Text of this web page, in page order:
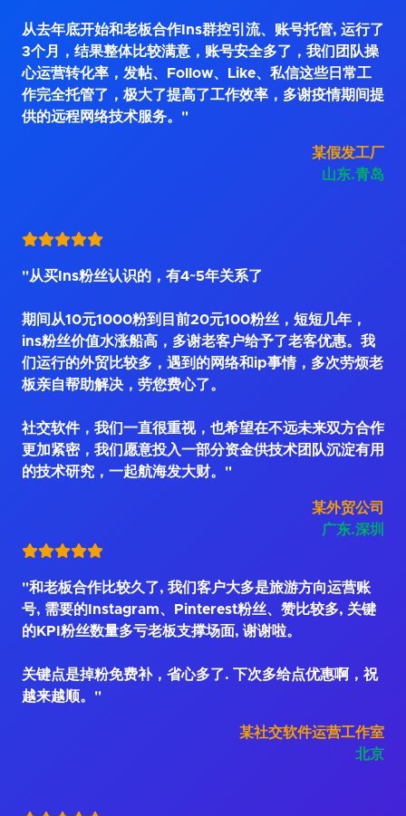
从去年底开始和老板合作Ins群控引流、账号托管, 运行了
3个月，结果整体比较满意，账号安全多了，我们团队操
心运营转化率，发帖、Follow、Like、私信这些日常工
作完全托管了，极大了提高了工作效率，多谢疫情期间提
供的远程网络技术服务。"
某假发工厂
山东.青岛
"从买Ins粉丝认识的，有4~5年关系了
期间从10元1000粉到目前20元100粉丝，短短几年，
ins粉丝价值水涨船高，多谢老客户给予了老客优惠。我
们运行的外贸比较多，遇到的网络和ip事情，多次劳烦老
板亲自帮助解决，劳您费心了。
社交软件，我们一直很重视，也希望在不远未来双方合作
更加紧密，我们愿意投入一部分资金供技术团队沉淀有用
的技术研究，一起航海发大财。"
某外贸公司
广东.深圳
"和老板合作比较久了, 我们客户大多是旅游方向运营账
号, 需要的Instagram、Pinterest粉丝、赞比较多, 关键
的KPI粉丝数量多亏老板支撑场面, 谢谢啦。
关键点是掉粉免费补，省心多了. 下次多给点优惠啊，祝
越来越顺。"
某社交软件运营工作室
北京